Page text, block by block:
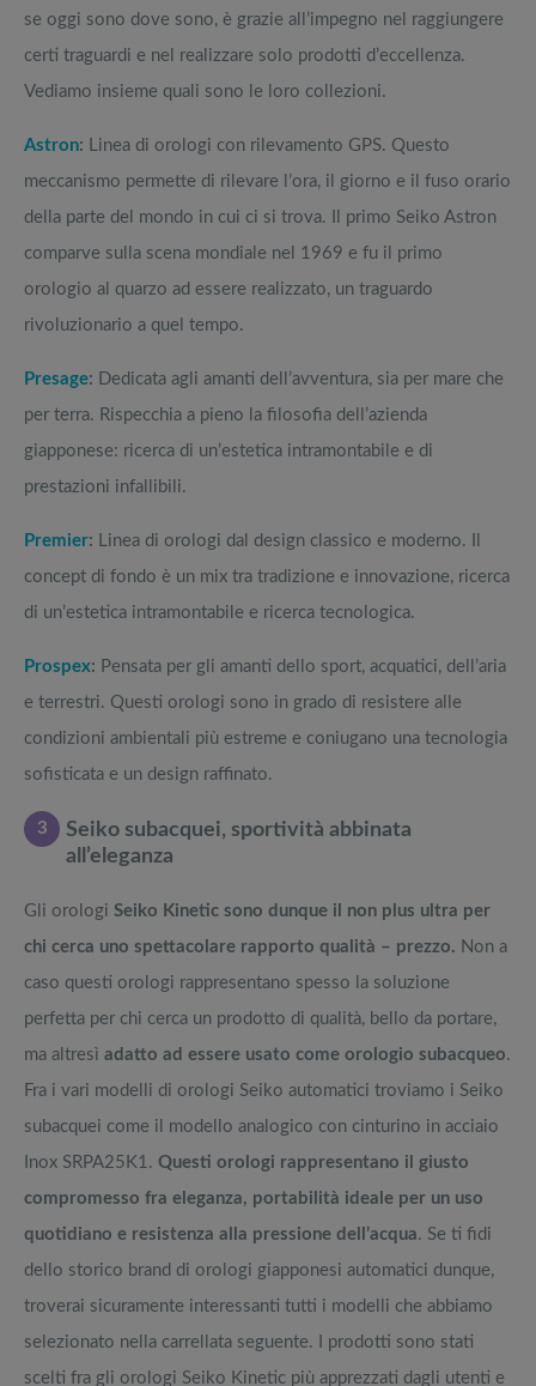
se oggi sono dove sono, è grazie all’impegno nel raggiungere
certi traguardi e nel realizzare solo prodotti d’eccellenza.
Vediamo insieme quali sono le loro collezioni.
Astron: Linea di orologi con rilevamento GPS. Questo
meccanismo permette di rilevare l’ora, il giorno e il fuso orario
della parte del mondo in cui ci si trova. Il primo Seiko Astron
comparve sulla scena mondiale nel 1969 e fu il primo
orologio al quarzo ad essere realizzato, un traguardo
rivoluzionario a quel tempo.
Presage: Dedicata agli amanti dell’avventura, sia per mare che
per terra. Rispecchia a pieno la filosofia dell’azienda
giapponese: ricerca di un’estetica intramontabile e di
prestazioni infallibili.
Premier: Linea di orologi dal design classico e moderno. Il
concept di fondo è un mix tra tradizione e innovazione, ricerca
di un’estetica intramontabile e ricerca tecnologica.
Prospex: Pensata per gli amanti dello sport, acquatici, dell’aria
e terrestri. Questi orologi sono in grado di resistere alle
condizioni ambientali più estreme e coniugano una tecnologia
sofisticata e un design raffinato.
3
Seiko subacquei, sportività abbinata
all’eleganza
Gli orologi Seiko Kinetic sono dunque il non plus ultra per
chi cerca uno spettacolare rapporto qualità – prezzo. Non a
caso questi orologi rappresentano spesso la soluzione
perfetta per chi cerca un prodotto di qualità, bello da portare,
ma altresì adatto ad essere usato come orologio subacqueo.
Fra i vari modelli di orologi Seiko automatici troviamo i Seiko
subacquei come il modello analogico con cinturino in acciaio
Inox SRPA25K1. Questi orologi rappresentano il giusto
compromesso fra eleganza, portabilità ideale per un uso
quotidiano e resistenza alla pressione dell’acqua. Se ti fidi
dello storico brand di orologi giapponesi automatici dunque,
troverai sicuramente interessanti tutti i modelli che abbiamo
selezionato nella carrellata seguente. I prodotti sono stati
scelti fra gli orologi Seiko Kinetic più apprezzati dagli utenti e